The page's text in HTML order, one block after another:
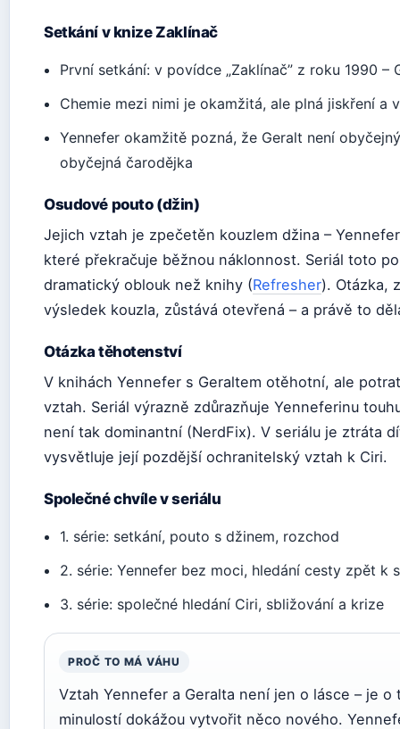
Setkání v knize Zaklínač
První setkání: v povídce „Zaklínač” z roku 1990
Chemie mezi nimi je okamžitá, ale plná jiskření a
Yennefer okamžitě pozná, že Geralt není
obyčejná čarodějka
Osudové pouto (džin)
Jejich vztah je zpečetěn kouzlem džina –
které překračuje běžnou náklonnost. Seriál toto
dramatický oblouk než knihy (Refresher). Otázka,
výsledek kouzla, zůstává otevřená – a právě to
Otázka těhotenství
V knihách Yennefer s Geraltem otěhotní, ale
vztah. Seriál výrazně zdůrazňuje Yenneferinu
není tak dominantní (NerdFix). V seriálu je ztráta
vysvětluje její pozdější ochranitelský vztah k Ciri.
Společné chvíle v seriálu
1. série: setkání, pouto s džinem, rozchod
2. série: Yennefer bez moci, hledání cesty zpět k
3. série: společné hledání Ciri, sbližování a krize
PROČ TO MÁ VÁHU
Vztah Yennefer a Geralta není jen o lásce – je
minulostí dokážou vytvořit něco nového.